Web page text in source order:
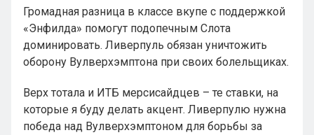
Громадная разница в классе вкупе с поддержкой
«Энфилда» помогут подопечным Слота
доминировать. Ливерпуль обязан уничтожить
оборону Вулверхэмптона при своих болельщиках.
Верх тотала и ИТБ мерсисайдцев – те ставки, на
которые я буду делать акцент. Ливерпулю нужна
победа над Вулверхэмптоном для борьбы за